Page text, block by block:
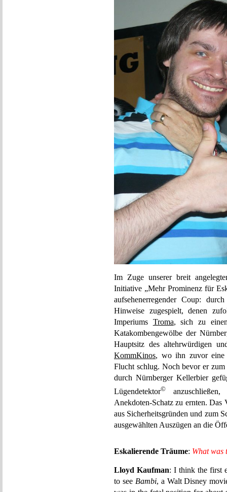
Im Zuge unserer breit
Initiative „Mehr Prominenz für
aufsehenerregender Coup:
Hinweise zugespielt, denen
Imperiums Troma, sich zu
Katakombengewölbe der
Hauptsitz des altehrwürdigen
KommKinos, wo ihn zuvor eine
Flucht schlug. Noch bevor er zum
durch Nürnberger Kellerbier
Lügendetektor©
Anekdoten-Schatz zu ernten. Das
aus Sicherheitsgründen und zum
ausgewählten Auszügen an die
Eskalierende Träume: What was
Lloyd Kaufman: I think the first
to see Bambi, a Walt Disney